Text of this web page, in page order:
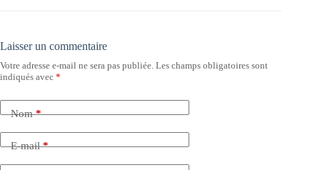
Laisser un commentaire
Votre adresse e-mail ne sera pas publiée. Les champs obligatoires sont
indiqués avec *
Nom*
E-mail*